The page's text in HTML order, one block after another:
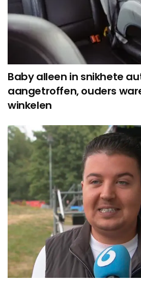
Baby alleen in snikhete
aangetroffen, ouders
winkelen